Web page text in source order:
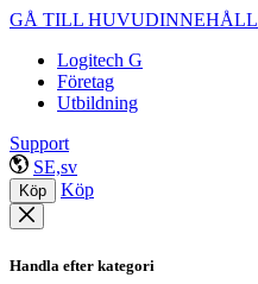
GÅ TILL HUVUDINNEHÅLL
Logitech G
Företag
Utbildning
Support
SE,sv
Köp Köp
Handla efter kategori